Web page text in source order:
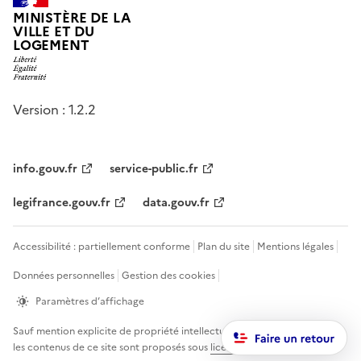
MINISTÈRE DE LA
VILLE ET DU
LOGEMENT
Version : 1.2.2
info.gouv.fr
service-public.fr
legifrance.gouv.fr
data.gouv.fr
Accessibilité : partiellement conforme Plan du site Mentions légales
Données personnelles Gestion des cookies
Paramètres d’affichage
Sauf mention explicite de propriété intellectuelle détenue par des tiers,
les contenus de ce site sont proposés sous licence etalab-2.0